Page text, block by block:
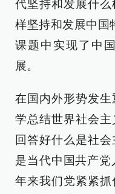
代坚持和发展什
样坚持和发展中国
课题中实现了中
展。
在国内外形势发
学总结世界社会主
回答好什么是社会
是当代中国共产
年来我们党紧紧